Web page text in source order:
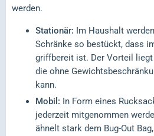
werden.
Stationär: Im Haushalt
Schränke so bestückt, dass
griffbereit ist. Der Vorteil
die ohne
kann.
Mobil: In Form eines
jederzeit mitgenommen
ähnelt stark dem Bug-Out